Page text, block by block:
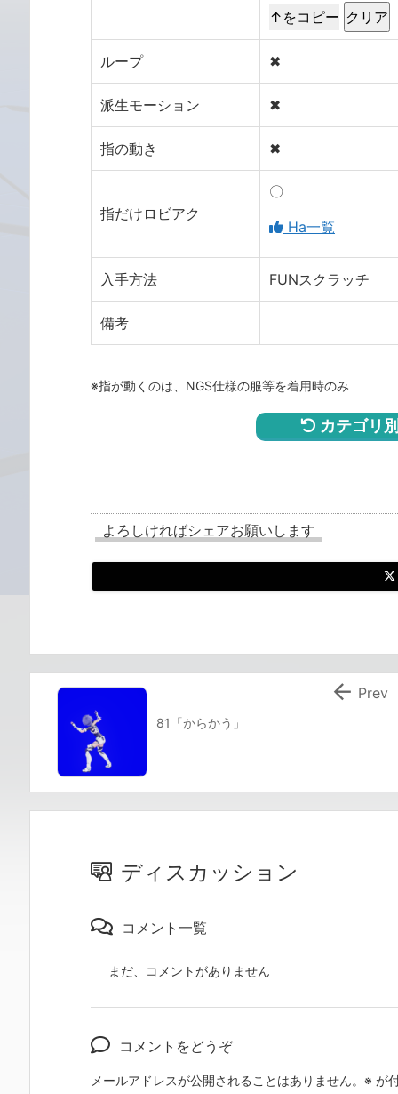
↑をコピー
ループ ✖
派生モーション ✖
指の動き ✖
指だけロビアク
〇
Ha一覧
入手方法 FUNスクラッチ
備考
※指が動くのは、NGS仕様の服等を着用時のみ
カテゴリ
よろしければシェアお願いします
81「からかう」
 Prev
ディスカッション
コメント一覧
まだ、コメントがありません
コメントをどうぞ
メールアドレスが公開されることはありません。 ※ が